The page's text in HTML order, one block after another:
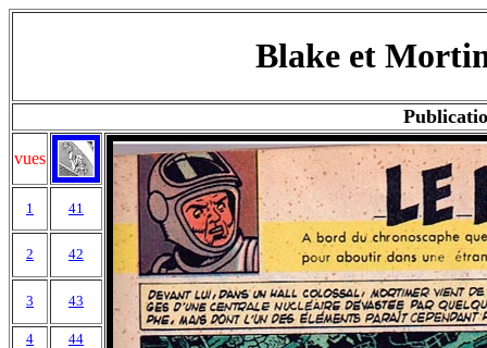
Blake et
vues
1 41
2 42
3 43
4
44